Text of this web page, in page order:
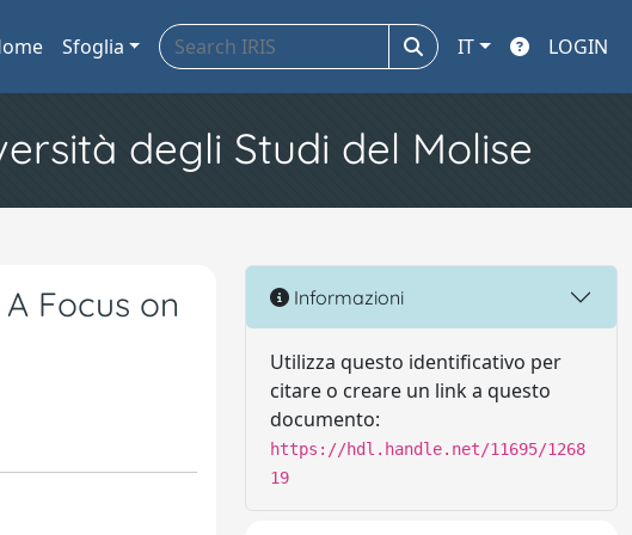
Sfoglia IT LOGIN
degli Studi del Molise
Focus on
Informazioni
Utilizza questo identificativo per
citare o creare un link a questo
documento:
https://hdl.handle.net/11695/1268
19